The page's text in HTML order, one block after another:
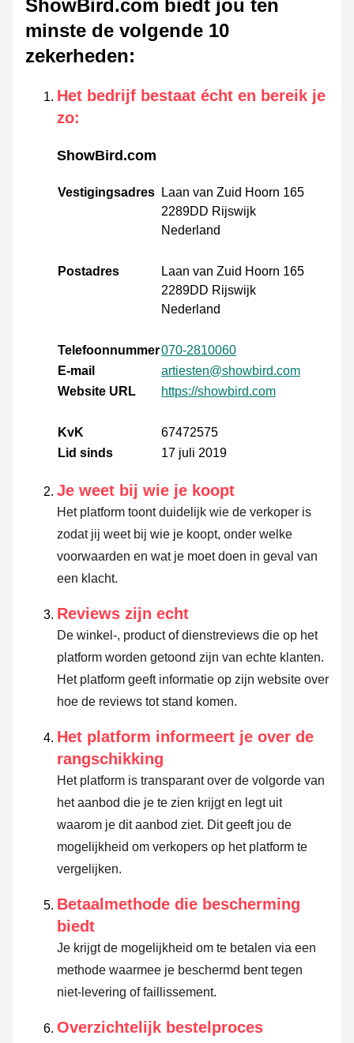
ShowBird.com biedt jou ten
minste de volgende 10
zekerheden:
Het bedrijf bestaat écht en bereik je
zo:
ShowBird.com
Vestigingsadres
Laan van Zuid Hoorn 165
2289DD Rijswijk
Nederland
Postadres
Laan van Zuid Hoorn 165
2289DD Rijswijk
Nederland
Telefoonnummer070-2810060
E-mail
artiesten@showbird.com
Website URL
https://showbird.com
KvK
67472575
Lid sinds
17 juli 2019
Je weet bij wie je koopt
Het platform toont duidelijk wie de verkoper is
zodat jij weet bij wie je koopt, onder welke
voorwaarden en wat je moet doen in geval van
een klacht.
Reviews zijn echt
De winkel-, product of dienstreviews die op het
platform worden getoond zijn van echte klanten.
Het platform geeft informatie op zijn website over
hoe de reviews tot stand komen.
Het platform informeert je over de
rangschikking
Het platform is transparant over de volgorde van
het aanbod die je te zien krijgt en legt uit
waarom je dit aanbod ziet. Dit geeft jou de
mogelijkheid om verkopers op het platform te
vergelijken.
Betaalmethode die bescherming
biedt
Je krijgt de mogelijkheid om te betalen via een
methode waarmee je beschermd bent tegen
niet-levering of faillissement.
Overzichtelijk bestelproces